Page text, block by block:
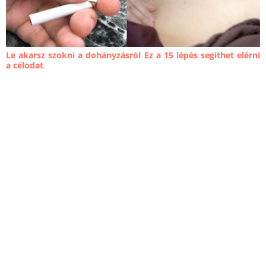
Le akarsz szokni a dohányzásról Ez a 15 lépés segíthet elérni
a célodat